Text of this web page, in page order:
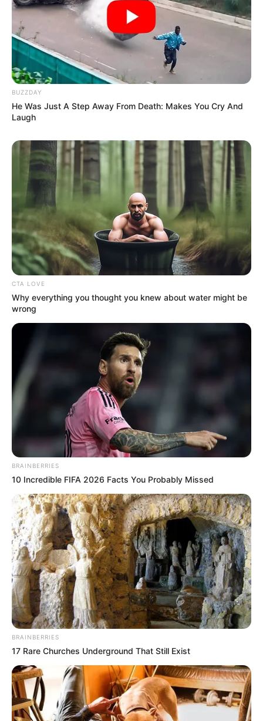
BUZZDAY
He Was Just A Step Away From Death: Makes You Cry And
Laugh
CTA LOVE
Why everything you thought you knew about water might be
wrong
BRAINBERRIES
10 Incredible FIFA 2026 Facts You Probably Missed
BRAINBERRIES
17 Rare Churches Underground That Still Exist